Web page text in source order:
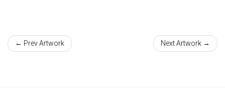
← Prev Artwork Next Artwork →